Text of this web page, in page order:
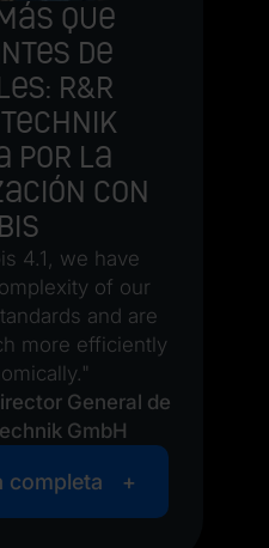
que
de
R&R
por la
con
4.1, we have
of our
and are
more efficiently
General de
GmbH
completa